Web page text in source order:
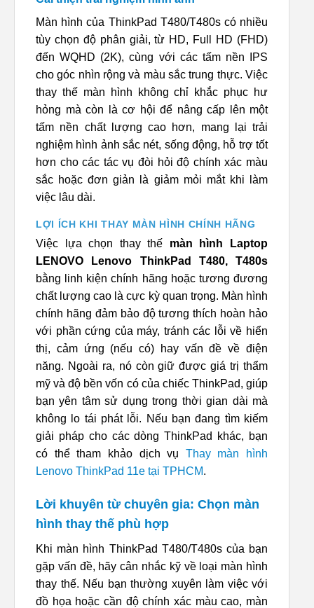
Màn hình của ThinkPad T480/T480s có nhiều
tùy chọn độ phân giải, từ HD, Full HD (FHD)
đến WQHD (2K), cùng với các tấm nền IPS
cho góc nhìn rộng và màu sắc trung thực. Việc
thay thế màn hình không chỉ khắc phục hư
hỏng mà còn là cơ hội để nâng cấp lên một
tấm nền chất lượng cao hơn, mang lại trải
nghiệm hình ảnh sắc nét, sống động, hỗ trợ tốt
hơn cho các tác vụ đòi hỏi độ chính xác màu
sắc hoặc đơn giản là giảm mỏi mắt khi làm
việc lâu dài.
LỢI ÍCH KHI THAY MÀN HÌNH CHÍNH HÃNG
Việc lựa chọn thay thế màn hình Laptop
LENOVO Lenovo ThinkPad T480, T480s
bằng linh kiện chính hãng hoặc tương đương
chất lượng cao là cực kỳ quan trọng. Màn hình
chính hãng đảm bảo độ tương thích hoàn hảo
với phần cứng của máy, tránh các lỗi về hiển
thị, cảm ứng (nếu có) hay vấn đề về điện
năng. Ngoài ra, nó còn giữ được giá trị thẩm
mỹ và độ bền vốn có của chiếc ThinkPad, giúp
bạn yên tâm sử dụng trong thời gian dài mà
không lo tái phát lỗi. Nếu bạn đang tìm kiếm
giải pháp cho các dòng ThinkPad khác, bạn
có thể tham khảo dịch vụ Thay màn hình
Lenovo ThinkPad 11e tại TPHCM.
Lời khuyên từ chuyên gia: Chọn màn
hình thay thế phù hợp
Khi màn hình ThinkPad T480/T480s của bạn
gặp vấn đề, hãy cân nhắc kỹ về loại màn hình
thay thế. Nếu bạn thường xuyên làm việc với
đồ họa hoặc cần độ chính xác màu cao, màn